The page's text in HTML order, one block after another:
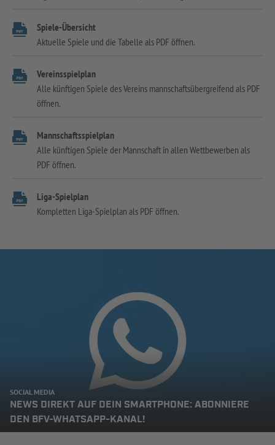
Spiele-Übersicht
Aktuelle Spiele und die Tabelle als PDF öffnen.
Vereinsspielplan
Alle künftigen Spiele des Vereins mannschaftsübergreifend als PDF
öffnen.
Mannschaftsspielplan
Alle künftigen Spiele der Mannschaft in allen Wettbewerben als
PDF öffnen.
Liga-Spielplan
Kompletten Liga-Spielplan als PDF öffnen.
SOCIAL MEDIA
NEWS DIREKT AUF DEIN SMARTPHONE: ABONNIERE
DEN BFV-WHATSAPP-KANAL!